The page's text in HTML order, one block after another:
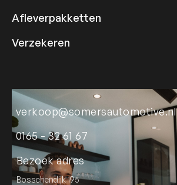
Afleverpakketten
Verzekeren
verkoop@somersautomotive.nl
0165 - 32 61 67
Bezoek adres
Bosschendijk 195